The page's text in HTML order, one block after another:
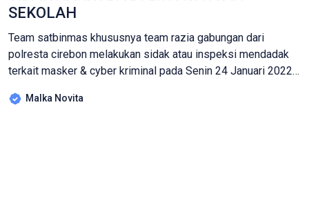
SEKOLAH
Team satbinmas khususnya team razia gabungan dari
polresta cirebon melakukan sidak atau inspeksi mendadak
terkait masker & cyber kriminal pada Senin 24 Januari 2022
diberlakukan termasuk di dalamnya penyalahgunaan narkoba
Malka Novita